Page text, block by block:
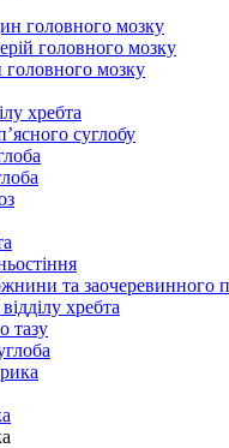
головного мозку
головного мозку
головного мозку
хребта
суглобу
та заочеревинного
хребта
тазу